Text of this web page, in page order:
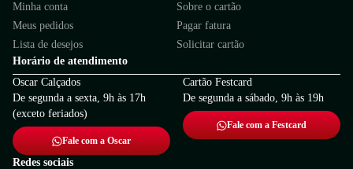
Minha conta
Meus pedidos
Lista de desejos
Sobre o cartão
Pagar fatura
Solicitar cartão
Horário de atendimento
Oscar Calçados
De segunda a sexta, 9h às 17h
(exceto feriados)
Fale com a Oscar
Cartão Festcard
De segunda a sábado, 9h às 19h
Fale com a Festcard
Redes sociais